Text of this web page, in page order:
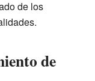
de los
de